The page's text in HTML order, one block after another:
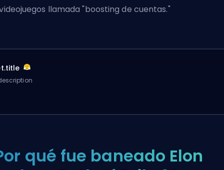
llamada "boosting de cuentas."
qué fue baneado Elon